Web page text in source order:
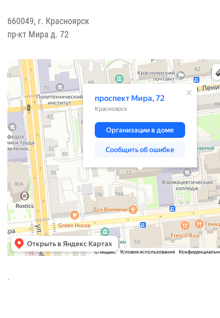
660049, г. Красноярск
пр-кт Мира д. 72
.